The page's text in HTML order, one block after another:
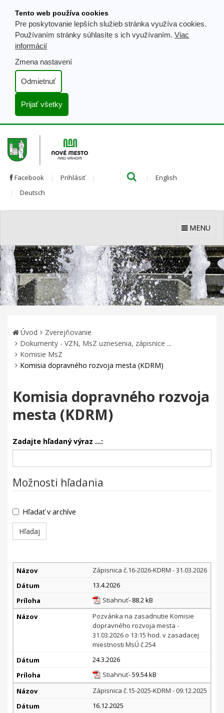
obsahu
Tento web používa cookies
Pre poskytovanie lepších služieb stránka využíva cookies.
Používaním stránky súhlasíte s ich využívaním. Viac
informácií
Zmena nastavení
Odmietnuť
Prijať všetky
Facebook Prihlásiť English
Deutsch
MENU
Úvod
Zverejňovanie
Dokumenty - VZN, MsZ uznesenia, zápisnice ...
Komisie MsZ
Komisia dopravného rozvoja mesta (KDRM)
Komisia dopravného rozvoja
mesta (KDRM)
Zadajte hľadaný výraz ...:
Možnosti hľadania
Hľadať v archíve
Komisia
rozvoja
mesta
(KDRM)
Zápisnica č.16-2026-KDRM - 31.03.2026
13.4.2026
Stiahnuť- 88.2 kB
Pozvánka na zasadnutie Komisie
dopravného rozvoja mesta -
31.03.2026 o 13:15 hod. v zasadacej
miestnosti MsÚ č.254
24.3.2026
Stiahnuť- 59.54 kB
Zápisnica č.15-2025-KDRM - 09.12.2025
16.12.2025